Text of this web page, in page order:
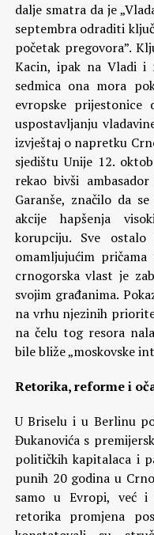
dalje smatra da je
septembra odraditi
početak pregovora”.
Kacin, ipak na Vladi i
sedmica ona mora
evropske prijestonice
uspostavljanju
izvještaj o napretku
sjedištu Unije 12.
rekao bivši
Garanše, značilo da
akcije hapšenja
korupciju. Sve
omamljujućim
crnogorska vlast je
svojim građanima.
na vrhu njezinih
na čelu tog resora
bile bliže „moskovske
Retorika, reforme i
U Briselu i u Berlinu
Đukanovića s
političkih kapitalaca i
punih 20 godina u
samo u Evropi, već i
retorika promjena